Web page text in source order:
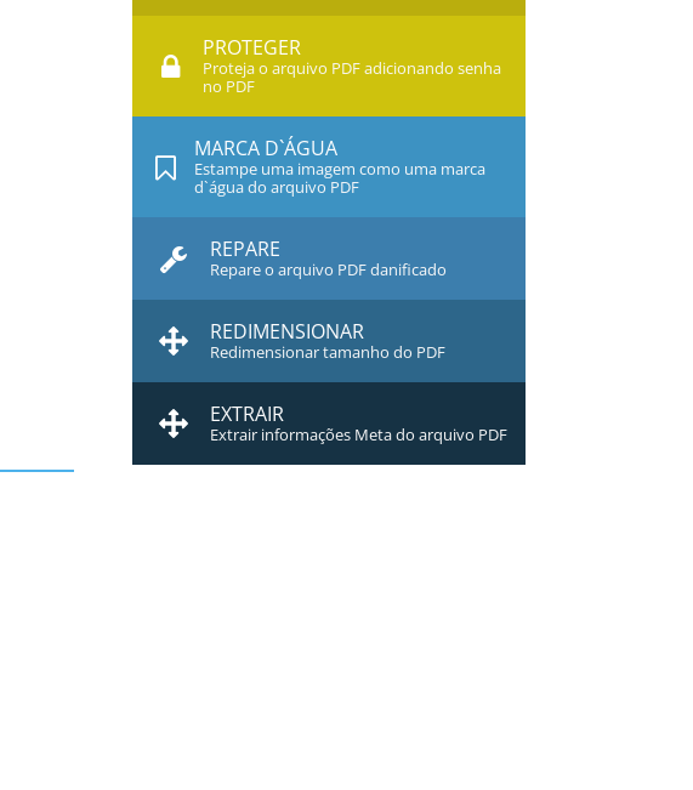
PROTEGER
Proteja o arquivo PDF adicionando senha
no PDF
MARCA D`ÁGUA
Estampe uma imagem como uma marca
d`água do arquivo PDF
REPARE
Repare o arquivo PDF danificado
REDIMENSIONAR
Redimensionar tamanho do PDF
EXTRAIR
Extrair informações Meta do arquivo PDF